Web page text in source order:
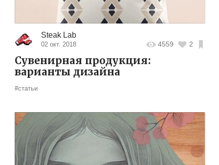
Steak Lab
02 окт. 2018 4559 2
Сувенирная продукция:
варианты дизайна
#статьи